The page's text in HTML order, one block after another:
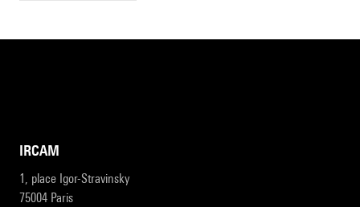
IRCAM
1, place Igor-Stravinsky
75004 Paris